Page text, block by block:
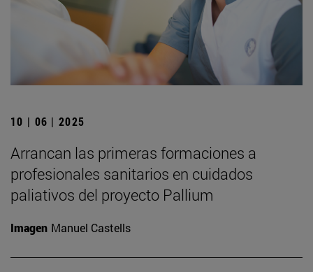
10 | 06 | 2025
Arrancan las primeras formaciones a
profesionales sanitarios en cuidados
paliativos del proyecto Pallium
Imagen Manuel Castells